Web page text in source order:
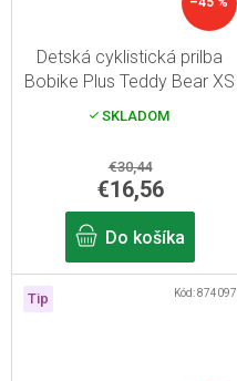
Detská cyklistická prilba
Bobike Plus Teddy Bear XS
SKLADOM
€30,44
€16,56
Do košíka
Tip Kód:874097